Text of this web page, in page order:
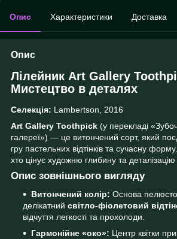
Опис Характеристики Доставка
Опис
Лілейник Art Gallery
Мистецтво в деталях
Селекція: Lambertson, 2016
Art Gallery Toothpick (у перекладі
галереї») — це витончений сорт, який
гру пастельних відтінків та сучасну
хто цінує художню глибину та
Опис зовнішнього вигляду
Витончений колір: Основа
делікатний світло-фіолетовий
відчуття легкості та прохолоди.
Гармонійне «око»: Центр квітки